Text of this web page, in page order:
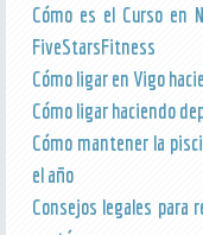
Cómo es el Curso en
FiveStarsFitness
Cómo ligar en Vigo
Cómo ligar haciendo
Cómo mantener la
el año
Consejos legales para